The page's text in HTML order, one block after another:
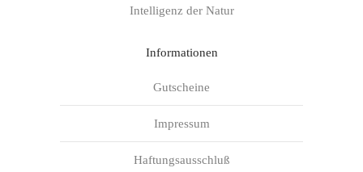
Intelligenz der Natur
Informationen
Gutscheine
Impressum
Haftungsausschluß